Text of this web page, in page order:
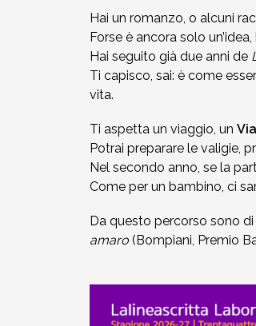
Hai un romanzo, o alcuni
Forse è ancora solo
Hai seguito già due anni de
Ti capisco, sai: è come
vita.
Ti aspetta un viaggio, un
Potrai preparare le valigie,
Nel secondo anno, se la
Come per un bambino, ci
Da questo percorso sono
amaro (Bompiani, Premio
MEDITAZIONE E CRESCITA PERSONALE
5. Hu Yua, Gallardo, Garro,
Montesano, Quirante, Pesaro
Quirante Rives
6. Bonanni, Sarraute, Lippolis,
7. Rollo, Bosio, Desai, Kang
5. Queneau, Perec, Aragona,